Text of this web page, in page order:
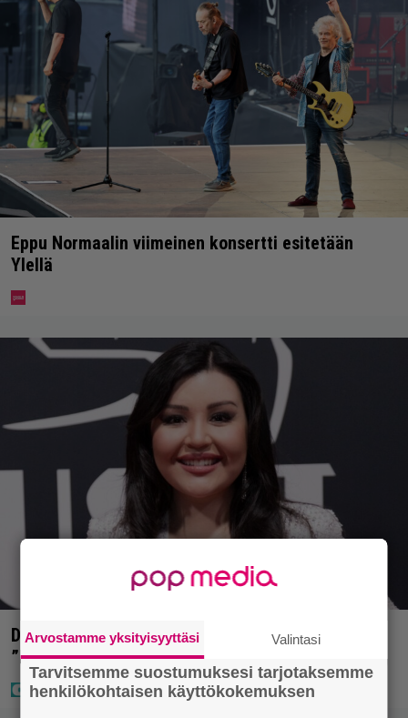
Eppu Normaalin viimeinen konsertti esitetään
Ylellä
Diandra julkaisi upeita kuvia Helsingistä –
”Puitteet kohdillaan”
Arvostamme yksityisyyttäsi Valintasi
Tarvitsemme suostumuksesi tarjotaksemme
henkilökohtaisen käyttökokemuksen